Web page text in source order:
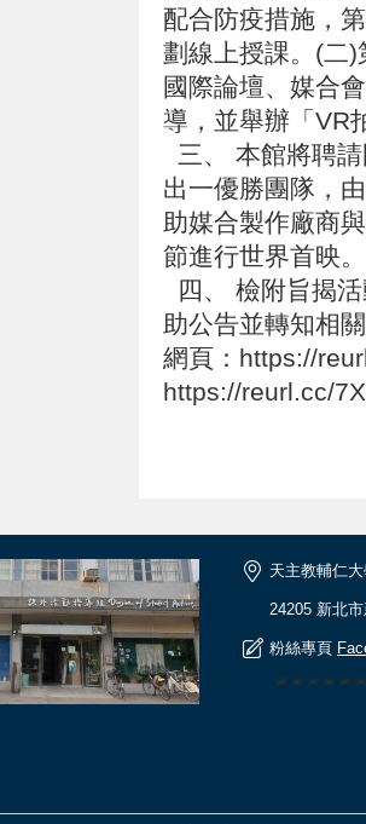
配合防疫措施，
劃線上授課。(二
國際論壇、媒合
導，並舉辦「VR
三、 本館將聘
出一優勝團隊，
助媒合製作廠商
節進行世界首映
四、 檢附旨揭
助公告並轉知相
網頁：https://
https://reurl.cc/
天主教輔仁
24205 新北
粉絲專頁